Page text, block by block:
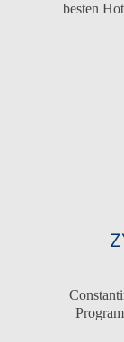
HOTELS,
besten